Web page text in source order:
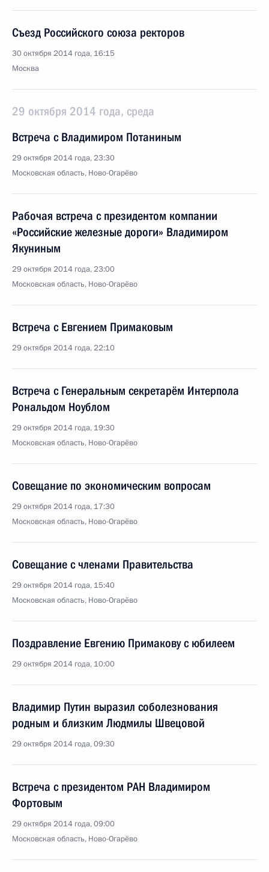
Съезд Российского союза ректоров
30 октября 2014 года, 16:15
Москва
29 октября 2014 года, среда
Встреча с Владимиром Потаниным
29 октября 2014 года, 23:30
Московская область, Ново-Огарёво
Рабочая встреча с президентом компании
«Российские железные дороги» Владимиром
Якуниным
29 октября 2014 года, 23:00
Московская область, Ново-Огарёво
Встреча с Евгением Примаковым
29 октября 2014 года, 22:10
Встреча с Генеральным секретарём Интерпола
Рональдом Ноублом
29 октября 2014 года, 19:30
Московская область, Ново-Огарёво
Совещание по экономическим вопросам
29 октября 2014 года, 17:30
Московская область, Ново-Огарёво
Совещание с членами Правительства
29 октября 2014 года, 15:40
Московская область, Ново-Огарёво
Поздравление Евгению Примакову с юбилеем
29 октября 2014 года, 10:00
Владимир Путин выразил соболезнования
родным и близким Людмилы Швецовой
29 октября 2014 года, 09:30
Встреча с президентом РАН Владимиром
Фортовым
29 октября 2014 года, 09:00
Московская область, Ново-Огарёво